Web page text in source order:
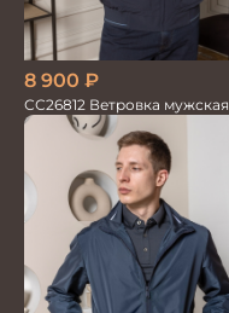
8 900 ₽
СС26812 Ветровка мужская